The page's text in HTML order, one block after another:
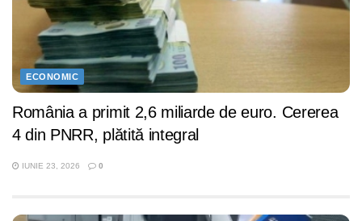
ECONOMIC
România a primit 2,6 miliarde de euro. Cererea
4 din PNRR, plătită integral
IUNIE 23, 2026 0